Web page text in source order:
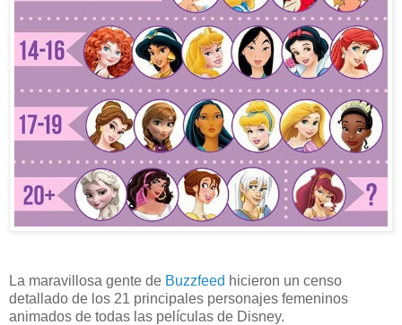
La maravillosa gente de Buzzfeed hicieron un censo
detallado de los 21 principales personajes femeninos
animados de todas las películas de Disney.